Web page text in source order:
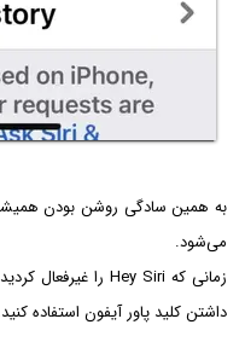
به همین سادگی روشن بودن
می‌شود.
داشتن کلید پاور آیفون استفاده